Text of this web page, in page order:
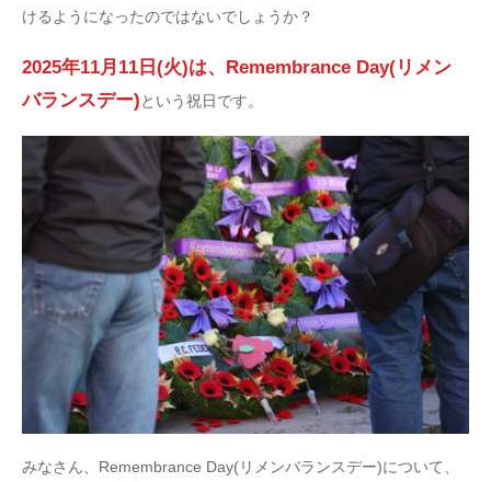
けるようになったのではないでしょうか？
2025年11月11日(火)は、Remembrance Day(リメン
バランスデー)という祝日です。
みなさん、Remembrance Day(リメンバランスデー)について、